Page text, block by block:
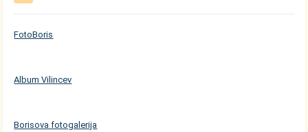
FotoBoris
Album Vilincev
Borisova fotogalerija